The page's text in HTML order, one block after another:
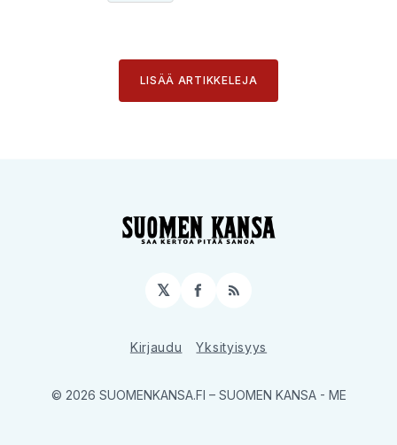
LISÄÄ ARTIKKELEJA
𝕏 Facebook
RSS
Kirjaudu Yksityisyys
© 2026 SUOMENKANSA.FI – SUOMEN KANSA - ME